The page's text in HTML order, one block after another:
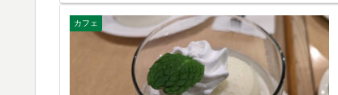
カフェ